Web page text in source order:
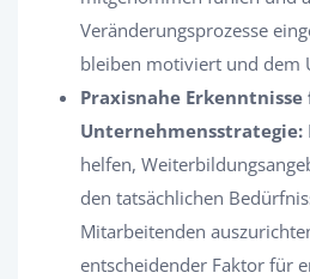
Veränderungsprozesse
bleiben motiviert und dem
Praxisnahe
Unternehmensstrategie:
helfen,
den tatsächlichen
Mitarbeitenden
entscheidender Faktor für